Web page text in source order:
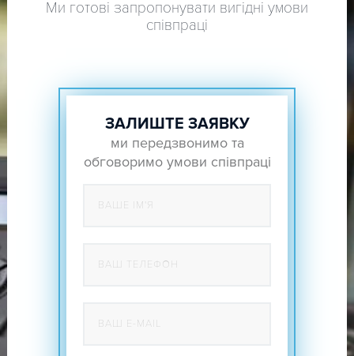
Ми готові запропонувати вигідні умови
співпраці
ЗАЛИШТЕ ЗАЯВКУ
ми передзвонимо та
обговоримо умови співпраці